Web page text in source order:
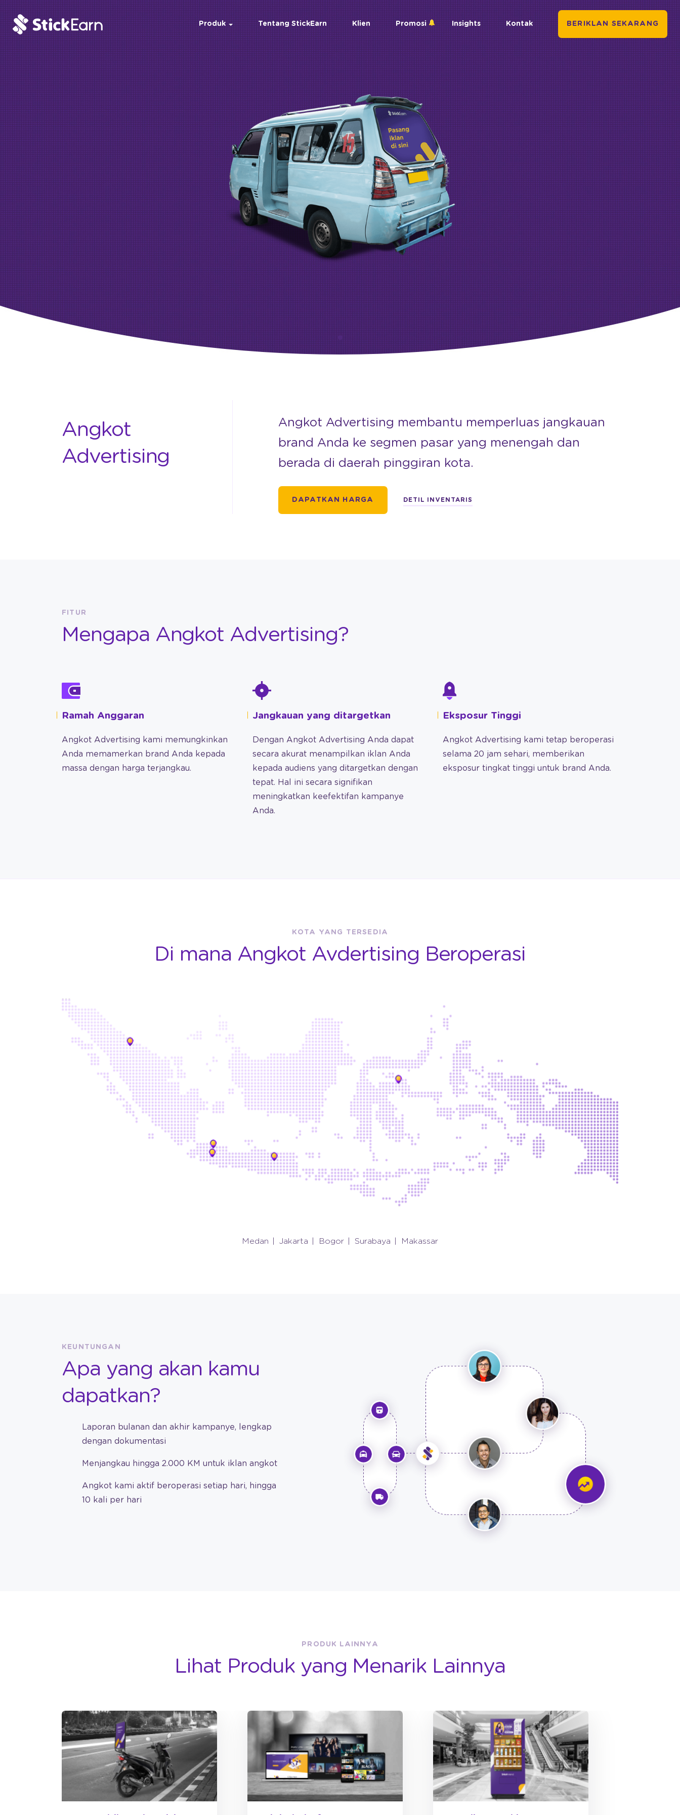
Produk Tentang StickEarn Klien Promosi Insights Kontak BERIKLAN SEKARANG
Angkot
Advertising
Angkot Advertising membantu memperluas jangkauan
brand Anda ke segmen pasar yang menengah dan
berada di daerah pinggiran kota.
DAPATKAN HARGA DETIL INVENTARIS
FITUR
Mengapa Angkot Advertising?
Ramah Anggaran
Angkot Advertising kami memungkinkan
Anda memamerkan brand Anda kepada
massa dengan harga terjangkau.
Jangkauan yang ditargetkan
Dengan Angkot Advertising Anda dapat
secara akurat menampilkan iklan Anda
kepada audiens yang ditargetkan dengan
tepat. Hal ini secara signifikan
meningkatkan keefektifan kampanye
Anda.
Eksposur Tinggi
Angkot Advertising kami tetap beroperasi
selama 20 jam sehari, memberikan
eksposur tingkat tinggi untuk brand Anda.
KOTA YANG TERSEDIA
Di mana Angkot Avdertising Beroperasi
Medan Jakarta Bogor Surabaya Makassar
KEUNTUNGAN
Apa yang akan kamu
dapatkan?
Laporan bulanan dan akhir kampanye, lengkap
dengan dokumentasi
Menjangkau hingga 2.000 KM untuk iklan angkot
Angkot kami aktif beroperasi setiap hari, hingga
10 kali per hari
PRODUK LAINNYA
Lihat Produk yang Menarik Lainnya